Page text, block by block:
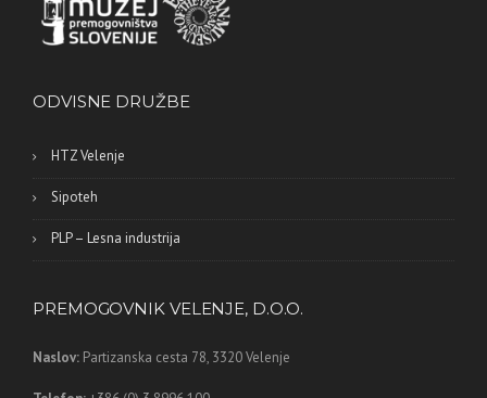
ODVISNE DRUŽBE
HTZ Velenje
Sipoteh
PLP – Lesna industrija
PREMOGOVNIK VELENJE, D.O.O.
Naslov: Partizanska cesta 78, 3320 Velenje